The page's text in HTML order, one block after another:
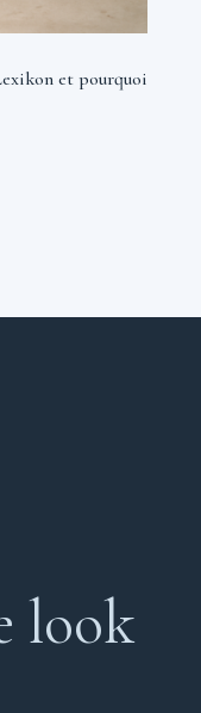
et pourquoi
look